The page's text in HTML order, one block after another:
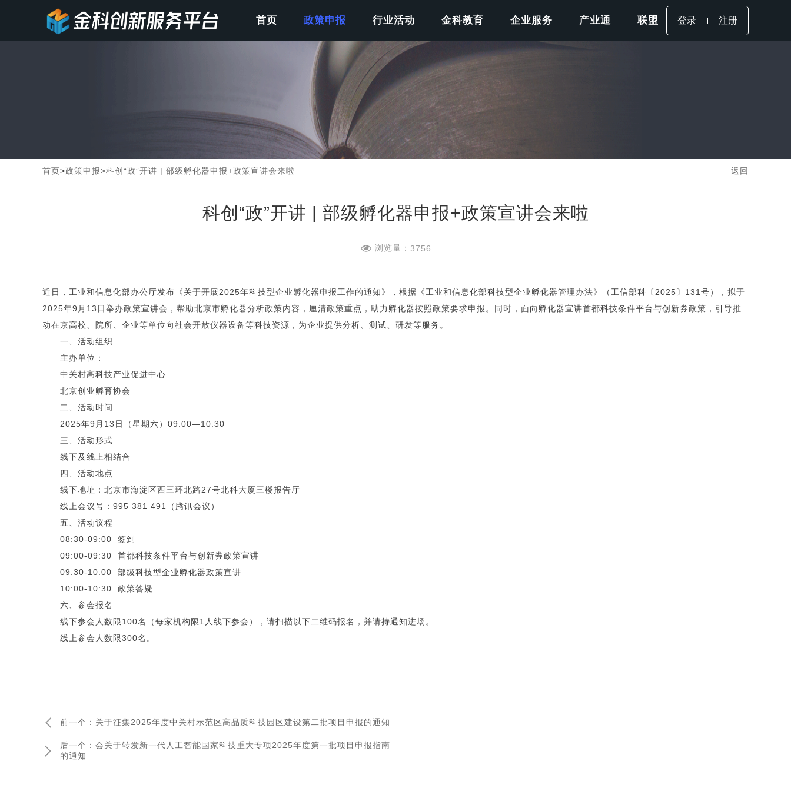
首页 政策申报 行业活动 金科教育 企业服务 产业通 联盟 登录 注册
首页>政策申报>科创“政”开讲 | 部级孵化器申报+政策宣讲会来啦 返回
科创“政”开讲 | 部级孵化器申报+政策宣讲会来啦
浏览量： 3756
近日，工业和信息化部办公厅发布《关于开展2025年科技型企业孵化器申报工作的通知》，根据《工业和信息化部科技型企业孵化器管理办法》（工信部科〔2025〕131号），拟于
2025年9月13日举办政策宣讲会，帮助北京市孵化器分析政策内容，厘清政策重点，助力孵化器按照政策要求申报。同时，面向孵化器宣讲首都科技条件平台与创新券政策，引导推
动在京高校、院所、企业等单位向社会开放仪器设备等科技资源，为企业提供分析、测试、研发等服务。
一、活动组织
主办单位：
中关村高科技产业促进中心
北京创业孵育协会
二、活动时间
2025年9月13日（星期六）09:00—10:30
三、活动形式
线下及线上相结合
四、活动地点
线下地址：北京市海淀区西三环北路27号北科大厦三楼报告厅
线上会议号：995 381 491（腾讯会议）
五、活动议程
08:30-09:00 签到
09:00-09:30 首都科技条件平台与创新券政策宣讲
09:30-10:00 部级科技型企业孵化器政策宣讲
10:00-10:30 政策答疑
六、参会报名
线下参会人数限100名（每家机构限1人线下参会），请扫描以下二维码报名，并请持通知进场。
线上参会人数限300名。
前一个：关于征集2025年度中关村示范区高品质科技园区建设第二批项目申报的通知
后一个：会关于转发新一代人工智能国家科技重大专项2025年度第一批项目申报指南
的通知